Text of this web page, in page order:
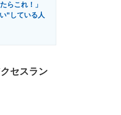
らこれ！」
"している人
セスラン